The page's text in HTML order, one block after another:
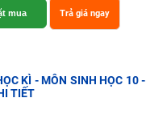
mua Trả giá ngay
KÌ - MÔN SINH HỌC 10 -
TIẾT